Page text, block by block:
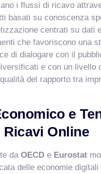
i flussi di ricavo
basati su conoscenza
centrati su dati
che favoriscono una
di dialogare con il
e con un livello
del rapporto tra
e
Online
da OECD e Eurostat
delle economie digitali